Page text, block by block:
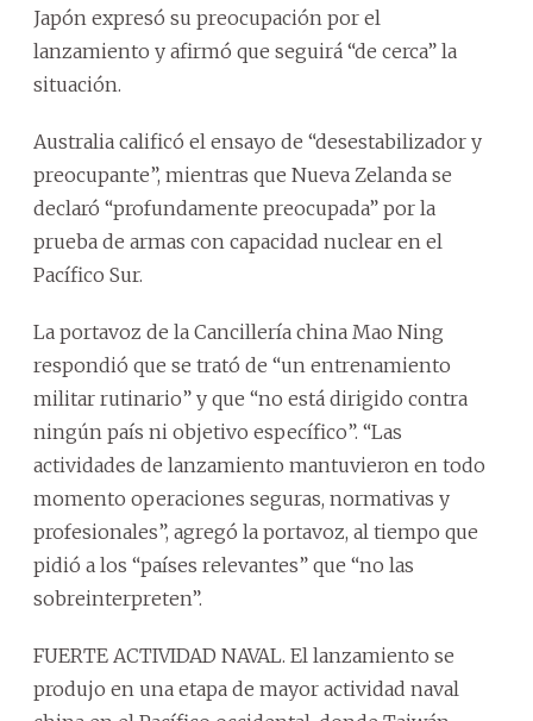
Japón expresó su preocupación por el
lanzamiento y afirmó que seguirá “de cerca” la
situación.
Australia calificó el ensayo de “desestabilizador y
preocupante”, mientras que Nueva Zelanda se
declaró “profundamente preocupada” por la
prueba de armas con capacidad nuclear en el
Pacífico Sur.
La portavoz de la Cancillería china Mao Ning
respondió que se trató de “un entrenamiento
militar rutinario” y que “no está dirigido contra
ningún país ni objetivo específico”. “Las
actividades de lanzamiento mantuvieron en todo
momento operaciones seguras, normativas y
profesionales”, agregó la portavoz, al tiempo que
pidió a los “países relevantes” que “no las
sobreinterpreten”.
FUERTE ACTIVIDAD NAVAL. El lanzamiento se
produjo en una etapa de mayor actividad naval